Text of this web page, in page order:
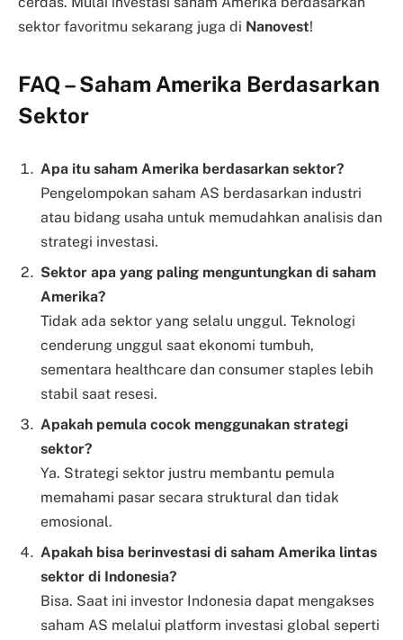
sektor favoritmu sekarang juga di Nanovest!
FAQ – Saham Amerika Berdasarkan
Sektor
Apa itu saham Amerika berdasarkan sektor?
Pengelompokan saham AS berdasarkan industri
atau bidang usaha untuk memudahkan analisis dan
strategi investasi.
Sektor apa yang paling menguntungkan di saham
Amerika?
Tidak ada sektor yang selalu unggul. Teknologi
cenderung unggul saat ekonomi tumbuh,
sementara healthcare dan consumer staples lebih
stabil saat resesi.
Apakah pemula cocok menggunakan strategi
sektor?
Ya. Strategi sektor justru membantu pemula
memahami pasar secara struktural dan tidak
emosional.
Apakah bisa berinvestasi di saham Amerika lintas
sektor di Indonesia?
Bisa. Saat ini investor Indonesia dapat mengakses
saham AS melalui platform investasi global seperti